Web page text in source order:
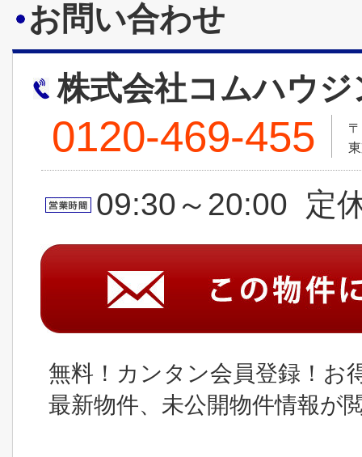
お問い合わせ
株式会社コムハウジ
0120-469-455
09:30～20:00 定
無料！カンタン会員登録！お
最新物件、未公開物件情報が